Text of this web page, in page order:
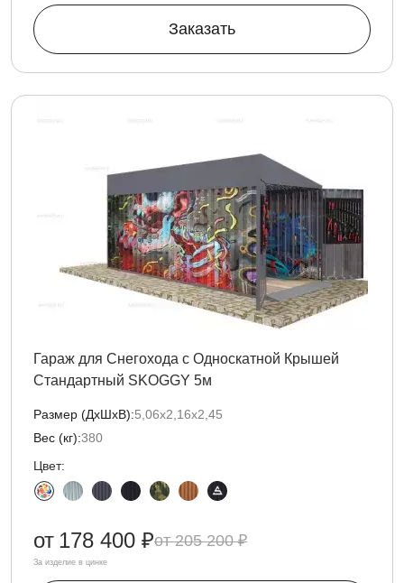
Заказать
Гараж для Снегохода с Односкатной Крышей
Стандартный SKOGGY 5м
Размер (ДxШxВ):5,06х2,16х2,45
Вес (кг):380
Цвет:
205 200 ₽
от 178 400 ₽
За изделие в цинке